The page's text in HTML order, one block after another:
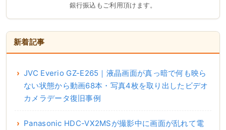
銀行振込もご利用頂けます。
新着記事
JVC Everio GZ-E265｜液晶画面が真っ暗で何も映ら
ない状態から動画68本・写真4枚を取り出したビデオ
カメラデータ復旧事例
Panasonic HDC-VX2MSが撮影中に画面が乱れて電